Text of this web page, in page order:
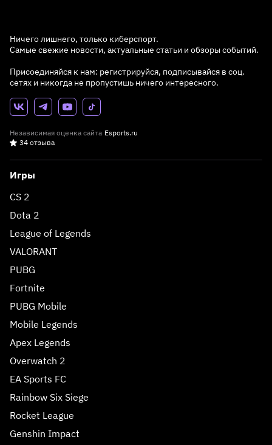
Ничего лишнего, только киберспорт.
Самые свежие новости, актуальные статьи и обзоры событий.
Присоединяйся к нам: регистрируйся, подписывайся в соц.
сетях и никогда не пропустишь ничего интересного.
Независимая оценка сайта Esports.ru
34 отзыва
Игры
CS 2
Dota 2
League of Legends
VALORANT
PUBG
Fortnite
PUBG Mobile
Mobile Legends
Apex Legends
Overwatch 2
EA Sports FC
Rainbow Six Siege
Rocket League
Genshin Impact